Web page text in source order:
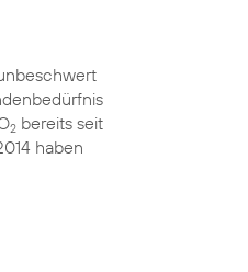
2 bereits seit
haben